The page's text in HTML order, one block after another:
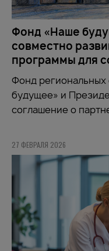
Фонд «Наше
совместно
программы для
Фонд
будущее» и
соглашение о
27 ФЕВРАЛЯ 2026